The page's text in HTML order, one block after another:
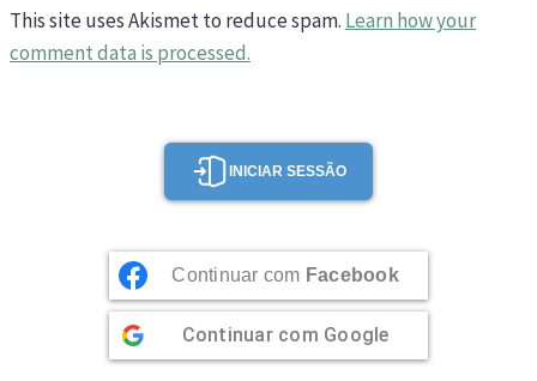
This site uses Akismet to reduce spam. Learn how your
comment data is processed.
INICIAR SESSÃO
Continuar com Facebook
Continuar com Google